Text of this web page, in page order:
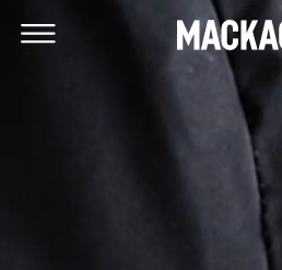
MACKAGE